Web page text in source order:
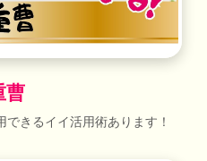
曹
できるイイ活用術あります！